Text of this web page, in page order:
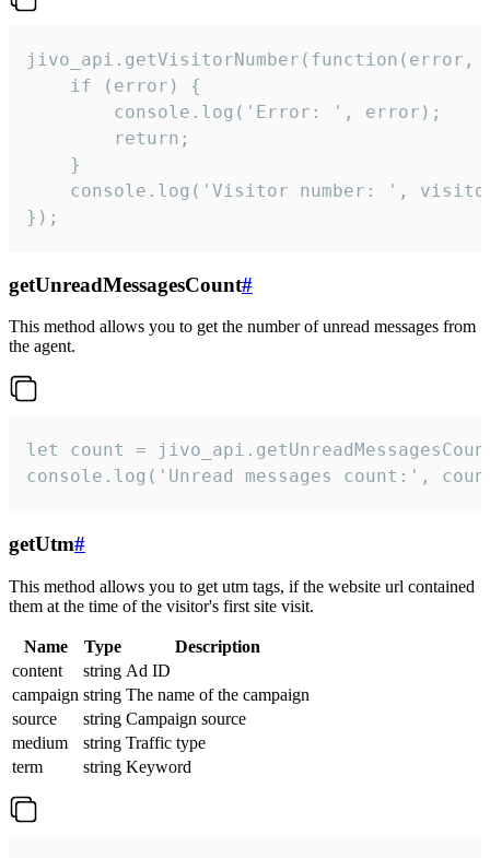
jivo_api.getVisitorNumber(function(error,
    if (error) {
        console.log('Error: ', error);
        return;
    }
console.log('Visitor number: ',
});
getUnreadMessagesCount#
This method allows you to get the number of unread messages from
the agent.
let count =
console.log('Unread messages count:',
getUtm#
This method allows you to get utm tags, if the website url contained
them at the time of the visitor's first site visit.
Name Type
Description
content
string Ad ID
campaign string The name of the campaign
source
string Campaign source
medium
string Traffic type
term
string Keyword